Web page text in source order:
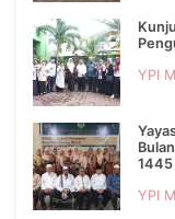
YPI
1445
YPI